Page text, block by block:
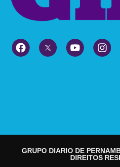
GRUPO DIARIO DE
DIREITOS